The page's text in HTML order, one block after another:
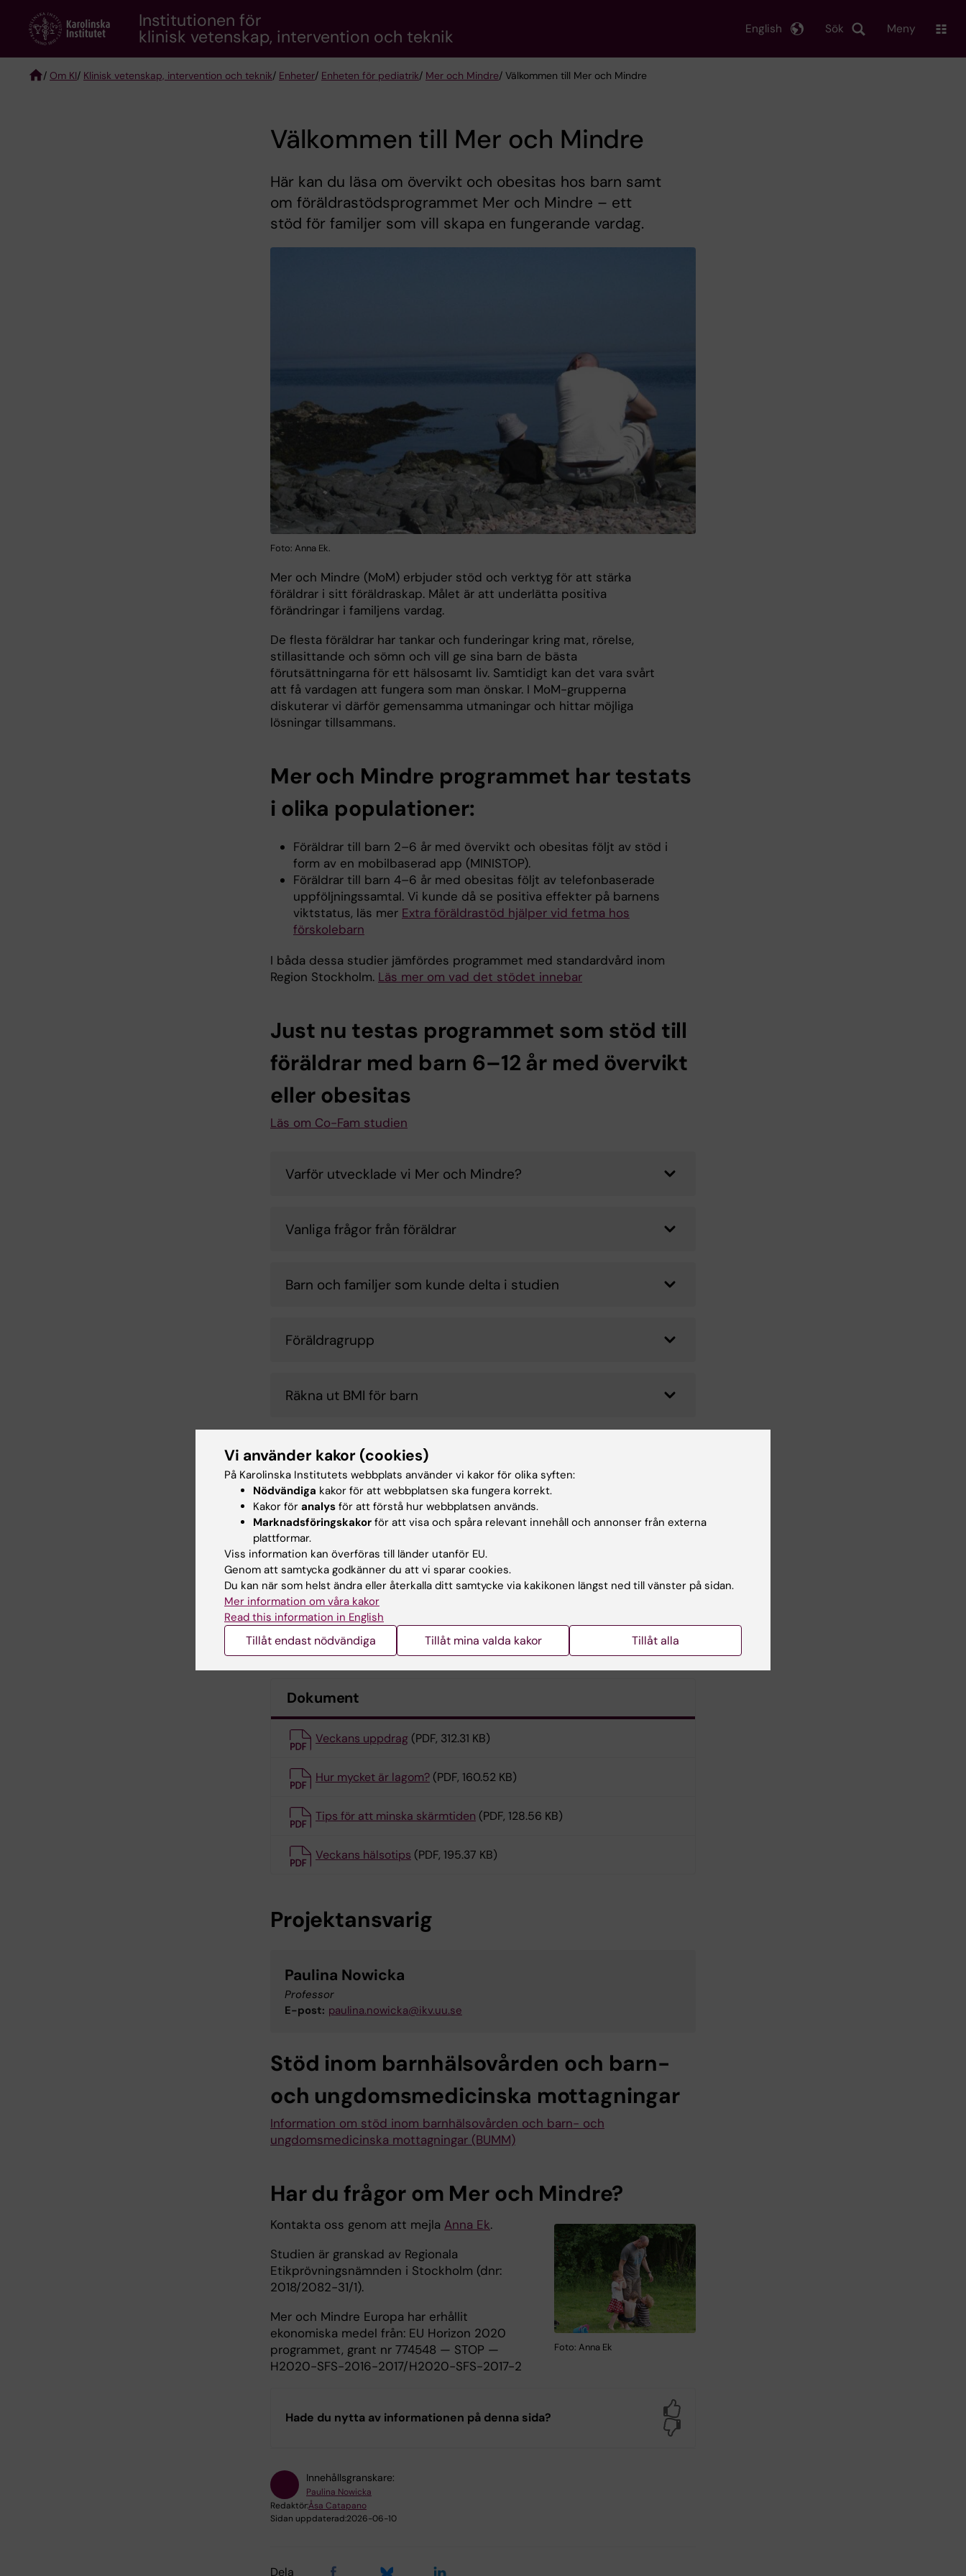
content
Institutionen för
klinisk vetenskap, intervention och teknik Sök
English Meny
/ Om KI/ Klinisk vetenskap, intervention och teknik/ Enheter/ Enheten för pediatrik/ Mer och Mindre/ Välkommen till Mer och Mindre
Välkommen till Mer och Mindre
Här kan du läsa om övervikt och obesitas hos barn samt
om föräldrastödsprogrammet Mer och Mindre – ett
stöd för familjer som vill skapa en fungerande vardag.
Foto: Anna Ek.
Mer och Mindre (MoM) erbjuder stöd och verktyg för att stärka
föräldrar i sitt föräldraskap. Målet är att underlätta positiva
förändringar i familjens vardag.
De flesta föräldrar har tankar och funderingar kring mat, rörelse,
stillasittande och sömn och vill ge sina barn de bästa
förutsättningarna för ett hälsosamt liv. Samtidigt kan det vara svårt
att få vardagen att fungera som man önskar. I MoM-grupperna
diskuterar vi därför gemensamma utmaningar och hittar möjliga
lösningar tillsammans.
Mer och Mindre programmet har testats
i olika populationer:
Föräldrar till barn 2–6 år med övervikt och obesitas följt av stöd i
form av en mobilbaserad app (MINISTOP).
Föräldrar till barn 4–6 år med obesitas följt av telefonbaserade
uppföljningssamtal. Vi kunde då se positiva effekter på barnens
viktstatus, läs mer Extra föräldrastöd hjälper vid fetma hos
förskolebarn
I båda dessa studier jämfördes programmet med standardvård inom
Region Stockholm. Läs mer om vad det stödet innebar
Just nu testas programmet som stöd till
föräldrar med barn 6–12 år med övervikt
eller obesitas
Läs om Co-Fam studien
Varför utvecklade vi Mer och Mindre?
Vanliga frågor från föräldrar
Barn och familjer som kunde delta i studien
Föräldragrupp
Räkna ut BMI för barn
Dokument
Veckans uppdrag (PDF, 312.31 KB)
Hur mycket är lagom? (PDF, 160.52 KB)
Tips för att minska skärmtiden (PDF, 128.56 KB)
Veckans hälsotips (PDF, 195.37 KB)
Projektansvarig
Paulina Nowicka
Professor
E-post: paulina.nowicka@ikv.uu.se
Stöd inom barnhälsovården och barn-
och ungdomsmedicinska mottagningar
Information om stöd inom barnhälsovården och barn- och
ungdomsmedicinska mottagningar (BUMM)
Har du frågor om Mer och Mindre?
Foto: Anna Ek
Kontakta oss genom att mejla Anna Ek.
Studien är granskad av Regionala
Etikprövningsnämnden i Stockholm (dnr:
2018/2082-31/1).
Mer och Mindre Europa har erhållit
ekonomiska medel från: EU Horizon 2020
programmet, grant nr 774548 — STOP —
H2020-SFS-2016-2017/H2020-SFS-2017-2
Hade du nytta av informationen på denna sida?
Innehållsgranskare:
Paulina Nowicka
Redaktör:Åsa Catapano
Sidan uppdaterad:2026-06-10
Dela
Vi använder kakor (cookies)
På Karolinska Institutets webbplats använder vi kakor för olika syften:
Nödvändiga kakor för att webbplatsen ska fungera korrekt.
Kakor för analys för att förstå hur webbplatsen används.
Marknadsföringskakor för att visa och spåra relevant innehåll och annonser från externa
plattformar.
Viss information kan överföras till länder utanför EU.
Genom att samtycka godkänner du att vi sparar cookies.
Du kan när som helst ändra eller återkalla ditt samtycke via kakikonen längst ned till vänster på sidan.
Mer information om våra kakor
Read this information in English
Tillåt endast nödvändiga Tillåt mina valda kakor Tillåt alla